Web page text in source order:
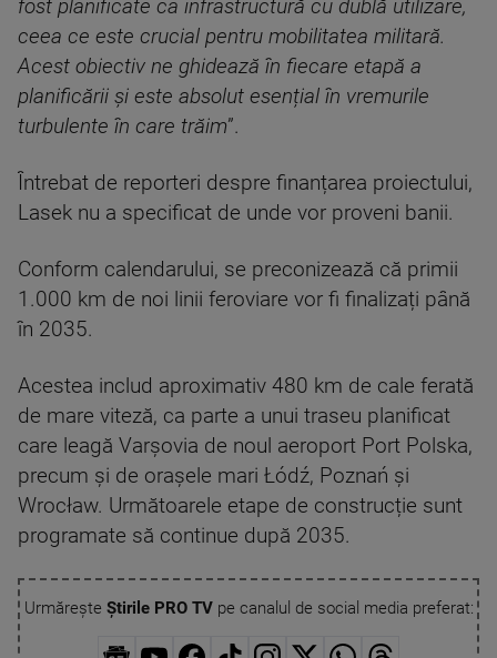
fost planificate ca infrastructură cu dublă utilizare,
ceea ce este crucial pentru mobilitatea militară.
Acest obiectiv ne ghidează în fiecare etapă a
planificării și este absolut esențial în vremurile
turbulente în care trăim”.
Întrebat de reporteri despre finanțarea proiectului,
Lasek nu a specificat de unde vor proveni banii.
Conform calendarului, se preconizează că primii
1.000 km de noi linii feroviare vor fi finalizați până
în 2035.
Acestea includ aproximativ 480 km de cale ferată
de mare viteză, ca parte a unui traseu planificat
care leagă Varșovia de noul aeroport Port Polska,
precum și de orașele mari Łódź, Poznań și
Wrocław. Următoarele etape de construcție sunt
programate să continue după 2035.
Urmărește Știrile PRO TVpe canalul de social media preferat: